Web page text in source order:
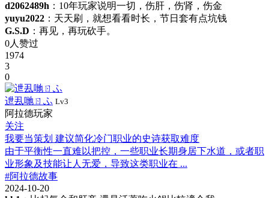
d2062489h ：10年玩家说明一切，伤肝，伤肾，伤金
yuyu2022 ：天天刷，就想看看时长，节日套有点坑钱
G.S.D ：再见，再玩砍手。
0人赞过
1974
3
0
迣厾哋ㄖふ Lv3
阿拉德玩家
关注
我要当策划 建议简化冷门职业的史诗获取难度
由于平衡性一直难以把控，一些职业长期身居下水道，或者职
业形象及技能让人无爱，导致这类职业在 ...
#阿拉德故事
2024-10-20